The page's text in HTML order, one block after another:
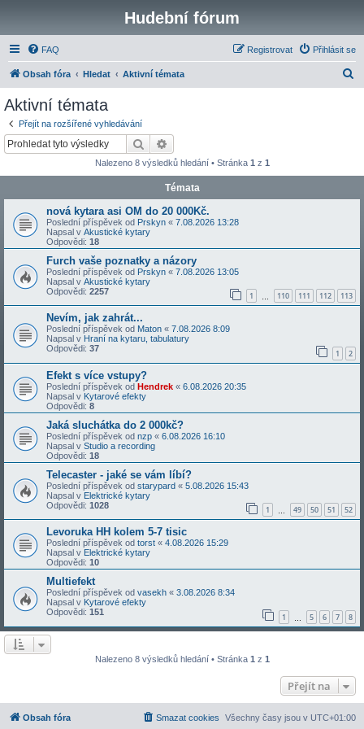
Hudební fórum
FAQ Přihlásit se
Registrovat
Obsah fóra Hledat Aktivní témata
Aktivní témata
Přejít na rozšířené vyhledávání
Hledat
Nalezeno 8 výsledků hledání • Stránka 1 z 1
Témata
nová kytara asi OM do 20 000Kč.
Poslední příspěvek od Prskyn « 7.08.2026 13:28
Napsal v Akustické kytary
Odpovědi: 18
Furch vaše poznatky a názory
Poslední příspěvek od Prskyn « 7.08.2026 13:05
Napsal v Akustické kytary
Odpovědi: 2257 1 110 111 112 113
Nevím, jak zahrát...
Poslední příspěvek od Maton « 7.08.2026 8:09
Napsal v Hraní na kytaru, tabulatury
Odpovědi: 37 1 2
Efekt s více vstupy?
Poslední příspěvek od Hendrek « 6.08.2026 20:35
Napsal v Kytarové efekty
Odpovědi: 8
Jaká sluchátka do 2 000kč?
Poslední příspěvek od nzp « 6.08.2026 16:10
Napsal v Studio a recording
Odpovědi: 18
Telecaster - jaké se vám líbí?
Poslední příspěvek od starypard « 5.08.2026 15:43
Napsal v Elektrické kytary
Odpovědi: 1028 1 49 50 51 52
Levoruka HH kolem 5-7 tisic
Poslední příspěvek od torst « 4.08.2026 15:29
Napsal v Elektrické kytary
Odpovědi: 10
Multiefekt
Poslední příspěvek od vasekh « 3.08.2026 8:34
Napsal v Kytarové efekty
Odpovědi: 151 1 5 6 7 8
Nalezeno 8 výsledků hledání • Stránka 1 z 1
Přejít na
Obsah fóra Všechny časy jsou v UTC+01:00
Smazat cookies